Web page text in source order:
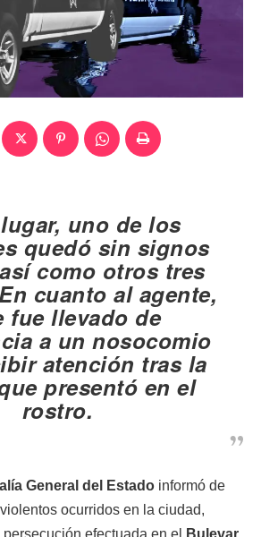
uno de los
quedó sin signos
como otros tres
cuanto al agente,
fue llevado de
a un nosocomio
atención tras la
presentó en el
rostro.
General del Estado informó de
ocurridos en la ciudad,
efectuada en el
Bulevar